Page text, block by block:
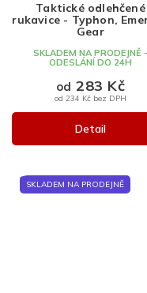
Taktické odlehčené
rukavice - Typhon,
Gear
SKLADEM NA PRODEJNĚ -
ODESLÁNÍ DO 24H
od 234 Kč bez DPH
od 283 Kč
Detail
SKLADEM NA PRODEJNĚ